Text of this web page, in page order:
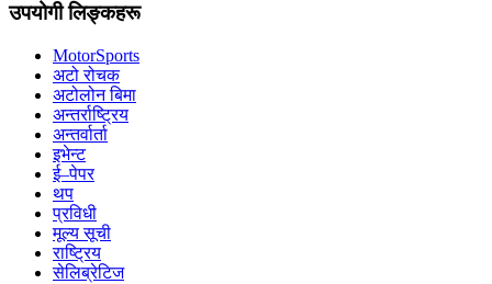
उपयोगी लिङ्कहरू
MotorSports
अटो रोचक
अटोलोन बिमा
अन्तर्राष्ट्रिय
अन्तर्वार्ता
इभेन्ट
ई–पेपर
थप
प्रविधी
मूल्य सूची
राष्ट्रिय
सेलिब्रेटिज